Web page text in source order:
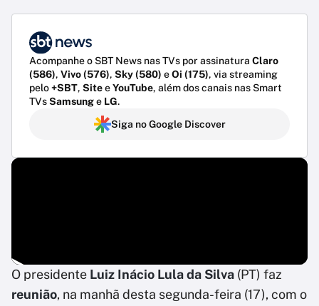
Acompanhe o SBT News nas TVs por assinatura Claro
(586), Vivo (576), Sky (580) eOi (175), via streaming
pelo+SBT, SiteeYouTube, além dos canais nas Smart
TVsSamsunge LG.
Siga no Google Discover
O presidente Luiz Inácio Lula da Silva (PT) faz
reunião, na manhã desta segunda-feira (17), com o